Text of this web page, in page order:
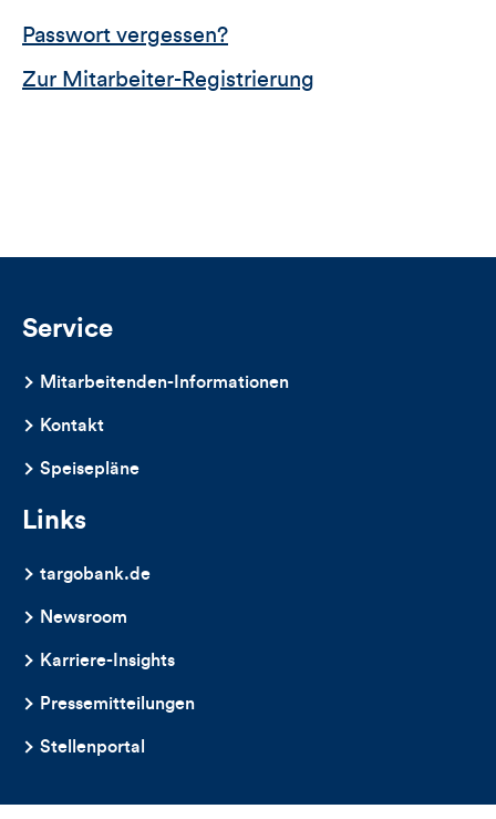
Passwort vergessen?
Zur Mitarbeiter-Registrierung
Service
Mitarbeitenden-Informationen
Kontakt
Speisepläne
Links
targobank.de
Newsroom
Karriere-Insights
Pressemitteilungen
Stellenportal